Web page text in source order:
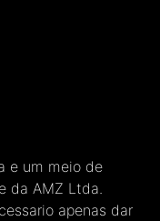
e um meio de
da AMZ Ltda.
apenas dar